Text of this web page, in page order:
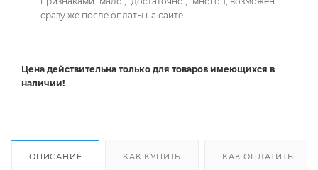
сразу же после оплаты на сайте.
Цена действительна только для товаров имеющихся в
наличии!
ОПИСАНИЕ КАК КУПИТЬ КАК ОПЛАТИТЬ